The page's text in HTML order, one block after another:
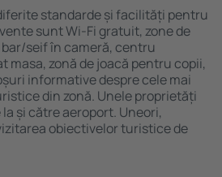
standarde și facilități pentru
sunt Wi-Fi gratuit, zone de
seif în cameră, centru
masa, zonă de joacă pentru copii,
informative despre cele mai
din zonă. Unele proprietăți
și către aeroport. Uneori,
obiectivelor turistice de